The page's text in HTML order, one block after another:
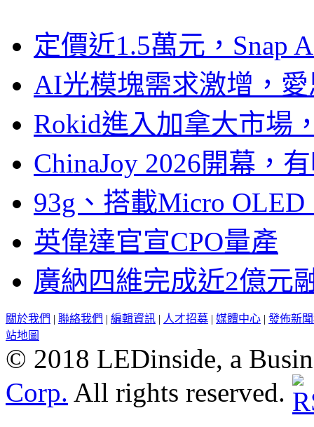
定價近1.5萬元，Snap
AI光模塊需求激增，
Rokid進入加拿大市場
ChinaJoy 2026開幕，
93g、搭載Micro
英偉達官宣CPO量產
廣納四維完成近2億元
關於我們 | 聯絡我們 | 編輯資訊 | 人才招募 | 媒體中心 | 發佈新
站地圖
© 2018 LEDinside, a
Corp. All rights reserved.